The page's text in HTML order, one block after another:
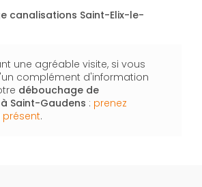
canalisations Saint-Elix-le-
une agréable visite, si vous
complément d'information
débouchage de
à Saint-Gaudens : prenez
.